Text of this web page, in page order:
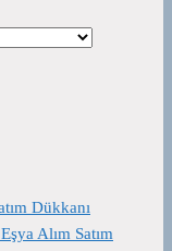
Dükkanı
Alım Satım